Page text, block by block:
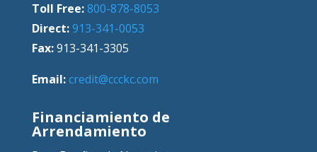
Toll Free:800-878-8053
Direct:913-341-0053
Fax:913-341-3305
Email:credit@ccckc.com
Financiamiento de
Arrendamiento